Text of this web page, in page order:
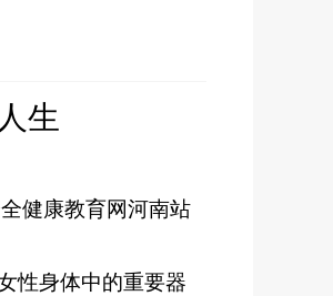
生
健康教育网河南站
性身体中的重要器